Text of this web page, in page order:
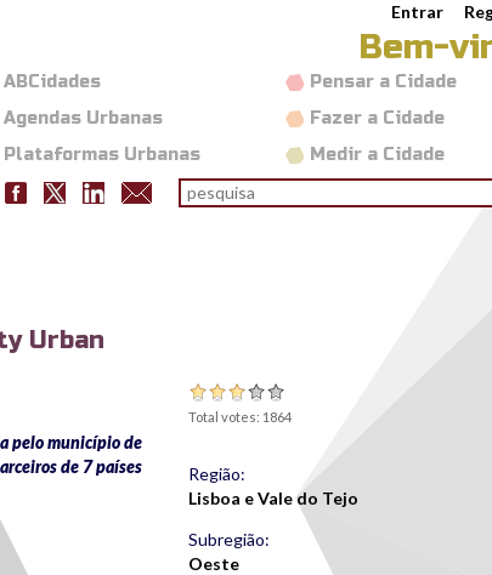
Entrar
Bem-
Pensar a Cidade
Fazer a Cidade
Medir a Cidade
ABCidades
Agendas Urbanas
Plataformas Urbanas
Formulário de pesquisa
pesquisar
Urban
pelo município de
de 7 países
Total votes: 1864
Região:
Lisboa e Vale do Tejo
Subregião:
Oeste